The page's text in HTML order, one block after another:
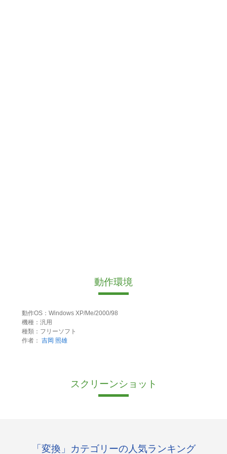
動作環境
動作OS：Windows XP/Me/2000/98
機種：汎用
種類：フリーソフト
作者： 吉岡 照雄
スクリーンショット
「変換」カテゴリーの人気ランキング